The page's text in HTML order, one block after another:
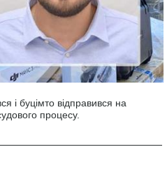
і буцімто відправився на
процесу.